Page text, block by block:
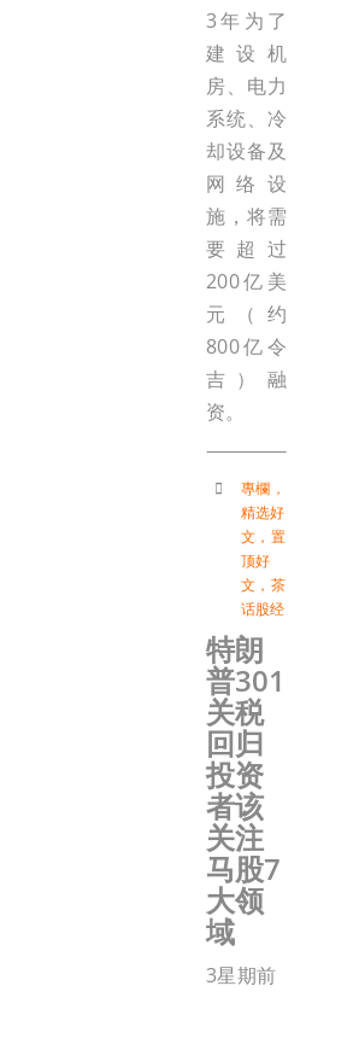
3年为了
建设机
房、电力
系统、冷
却设备及
网络设
施，将需
要超过
200亿美
元（约
800亿令
吉）融
资。
專欄 ，
精选好
文 ， 置
顶好
文 ， 茶
话股经
特朗
普301
关税
回归
投资
者该
关注
马股7
大领
域
3星期前